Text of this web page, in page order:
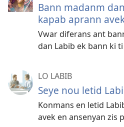
Bann madanm
kapab aprann
Vwar diferans ant
dan Labib ek bann ki
LO LABIB
Seye nou letid
Konmans en letid
avek en ansenyan zis